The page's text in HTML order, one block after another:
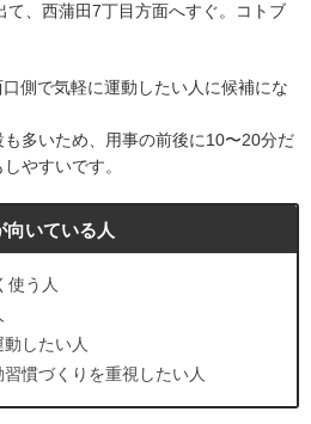
て、西蒲田7丁目方面へすぐ。コトブ
側で気軽に運動したい人に候補にな
多いため、用事の前後に10〜20分だ
やすいです。
いている人
使う人
したい人
慣づくりを重視したい人